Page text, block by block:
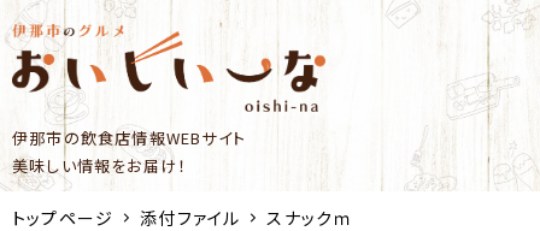
伊那市の飲食店情報WEBサイト
美味しい情報をお届け！
トップページ 添付ファイル スナックｍ